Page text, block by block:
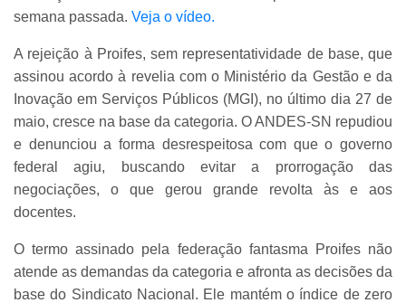
semana passada. Veja o vídeo.
A rejeição à Proifes, sem representatividade de base, que
assinou acordo à revelia com o Ministério da Gestão e da
Inovação em Serviços Públicos (MGI), no último dia 27 de
maio, cresce na base da categoria. O ANDES-SN repudiou
e denunciou a forma desrespeitosa com que o governo
federal agiu, buscando evitar a prorrogação das
negociações, o que gerou grande revolta às e aos
docentes.
O termo assinado pela federação fantasma Proifes não
atende as demandas da categoria e afronta as decisões da
base do Sindicato Nacional. Ele mantém o índice de zero